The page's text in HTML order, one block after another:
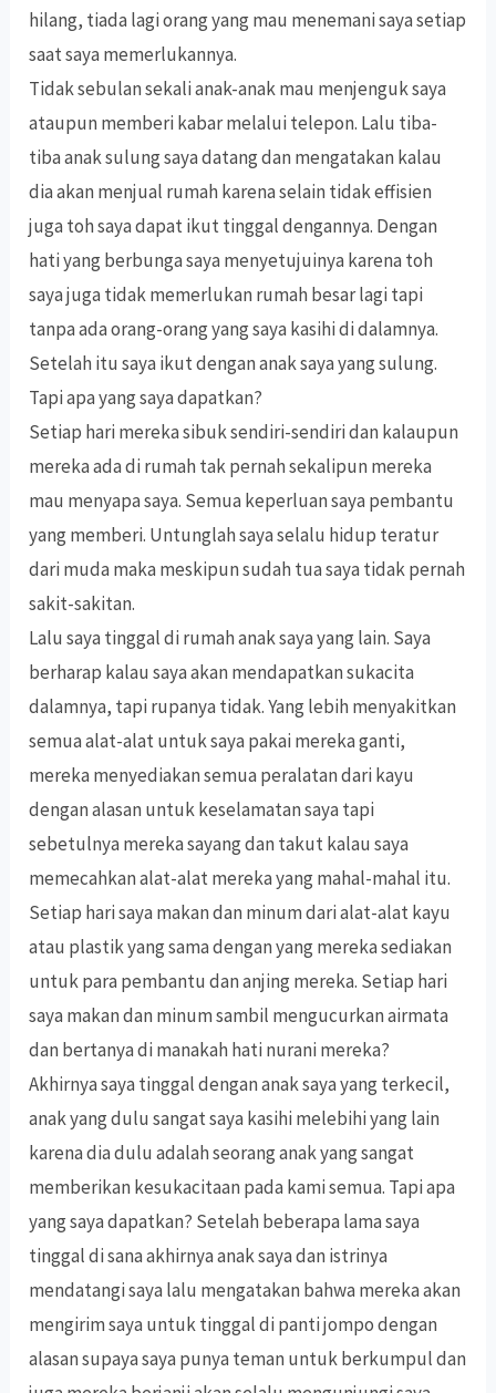
hilang, tiada lagi orang yang mau menemani saya setiap
saat saya memerlukannya.
Tidak sebulan sekali anak-anak mau menjenguk saya
ataupun memberi kabar melalui telepon. Lalu tiba-
tiba anak sulung saya datang dan mengatakan kalau
dia akan menjual rumah karena selain tidak effisien
juga toh saya dapat ikut tinggal dengannya. Dengan
hati yang berbunga saya menyetujuinya karena toh
saya juga tidak memerlukan rumah besar lagi tapi
tanpa ada orang-orang yang saya kasihi di dalamnya.
Setelah itu saya ikut dengan anak saya yang sulung.
Tapi apa yang saya dapatkan?
Setiap hari mereka sibuk sendiri-sendiri dan kalaupun
mereka ada di rumah tak pernah sekalipun mereka
mau menyapa saya. Semua keperluan saya pembantu
yang memberi. Untunglah saya selalu hidup teratur
dari muda maka meskipun sudah tua saya tidak pernah
sakit-sakitan.
Lalu saya tinggal di rumah anak saya yang lain. Saya
berharap kalau saya akan mendapatkan sukacita
dalamnya, tapi rupanya tidak. Yang lebih menyakitkan
semua alat-alat untuk saya pakai mereka ganti,
mereka menyediakan semua peralatan dari kayu
dengan alasan untuk keselamatan saya tapi
sebetulnya mereka sayang dan takut kalau saya
memecahkan alat-alat mereka yang mahal-mahal itu.
Setiap hari saya makan dan minum dari alat-alat kayu
atau plastik yang sama dengan yang mereka sediakan
untuk para pembantu dan anjing mereka. Setiap hari
saya makan dan minum sambil mengucurkan airmata
dan bertanya di manakah hati nurani mereka?
Akhirnya saya tinggal dengan anak saya yang terkecil,
anak yang dulu sangat saya kasihi melebihi yang lain
karena dia dulu adalah seorang anak yang sangat
memberikan kesukacitaan pada kami semua. Tapi apa
yang saya dapatkan? Setelah beberapa lama saya
tinggal di sana akhirnya anak saya dan istrinya
mendatangi saya lalu mengatakan bahwa mereka akan
mengirim saya untuk tinggal di panti jompo dengan
alasan supaya saya punya teman untuk berkumpul dan